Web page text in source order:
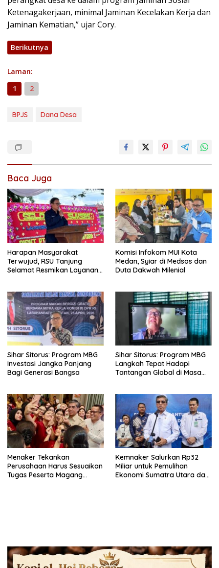
Ketenagakerjaan, minimal Jaminan Kecelakan Kerja dan
Jaminan Kematian,” ujar Cory.
Berikutnya
Laman:
1
2
BPJS Dana Desa
Baca Juga
Harapan Masyarakat
Terwujud, RSU Tanjung
Selamat Resmikan Layanan
Komisi Infokom MUI Kota
Medan, Syiar di Medsos dan
Duta Dakwah Milenial
Sihar Sitorus: Program MBG
Investasi Jangka Panjang
Bagi Generasi Bangsa
Sihar Sitorus: Program MBG
Langkah Tepat Hadapi
Tantangan Global di Masa
Menaker Tekankan
Perusahaan Harus Sesuaikan
Tugas Peserta Magang
Kemnaker Salurkan Rp32
Miliar untuk Pemulihan
Ekonomi Sumatra Utara dan